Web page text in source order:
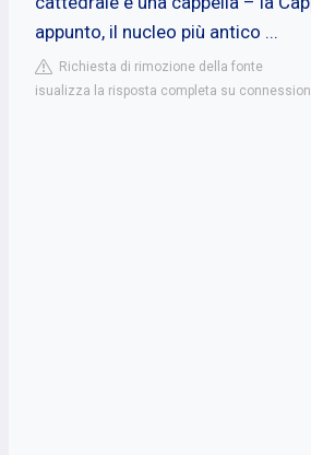
appunto, il nucleo più antico ...
Richiesta di rimozione della fonte
isualizza la risposta completa su